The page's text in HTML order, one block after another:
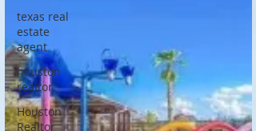
texas real
estate
agent
houston
realtor
Houston
Realtor